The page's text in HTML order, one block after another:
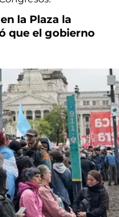
la Plaza la
que el gobierno